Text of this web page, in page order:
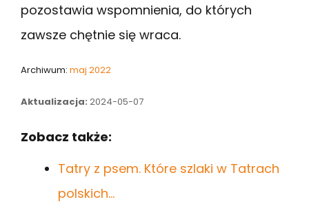
pozostawia wspomnienia, do których
zawsze chętnie się wraca.
Archiwum: maj 2022
Aktualizacja: 2024-05-07
Zobacz także:
Tatry z psem. Które szlaki w Tatrach
polskich…